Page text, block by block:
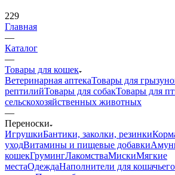
229
Главная
—
Каталог
—
Товары для кошек
Ветеринарная аптекаТовары для
рептилийТовары для собакТовары для
сельскохозяйственных животных
—
Переноски
ИгрушкиБантики, заколки, резинки
уходВитамины и пищевые добавки
кошекГрумингЛакомстваМискиМягкие
местаОдеждаНаполнители для кошачьего